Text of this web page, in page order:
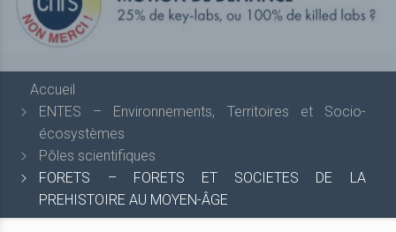
Accueil
ENTES – Environnements, Territoires et Socio-
écosystèmes
Pôles scientifiques
FORETS – FORETS ET SOCIETES DE LA
PREHISTOIRE AU MOYEN-ÂGE